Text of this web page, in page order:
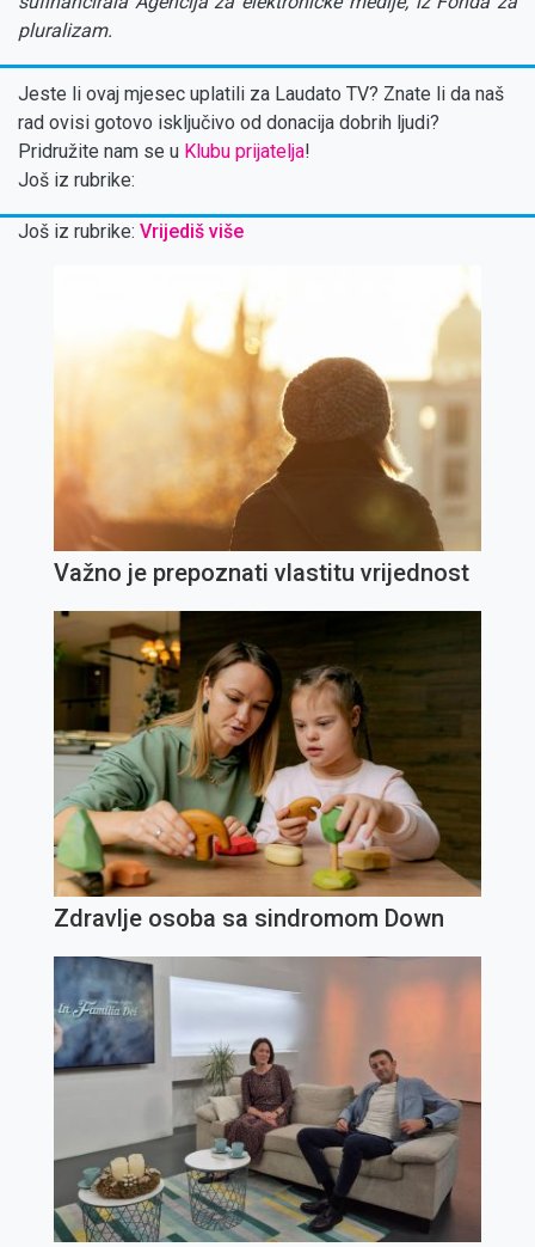
pluralizam.
Jeste li ovaj mjesec uplatili za Laudato TV? Znate li da naš
rad ovisi gotovo isključivo od donacija dobrih ljudi?
Pridružite nam se u Klubu prijatelja!
Još iz rubrike:
Još iz rubrike: Vrijediš više
Važno je prepoznati vlastitu vrijednost
Zdravlje osoba sa sindromom Down